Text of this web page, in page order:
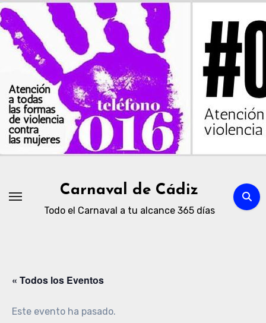
Ir
al
contenido
Carnaval de Cádiz
Todo el Carnaval a tu alcance 365 días
« Todos los Eventos
Este evento ha pasado.